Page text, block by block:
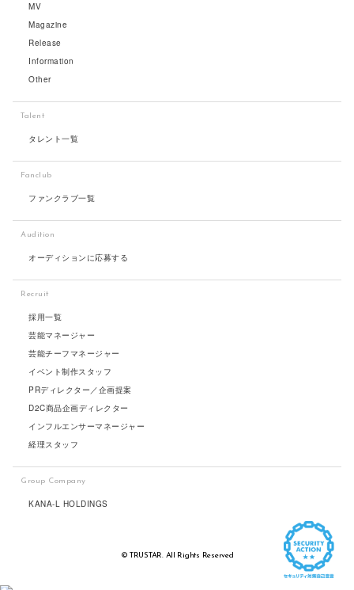
MV
Magazine
Release
Information
Other
Talent
タレント一覧
Fanclub
ファンクラブ一覧
Audition
オーディションに応募する
Recruit
採用一覧
芸能マネージャー
芸能チーフマネージャー
イベント制作スタッフ
PRディレクター／企画提案
D2C商品企画ディレクター
インフルエンサーマネージャー
経理スタッフ
Group Company
KANA-L HOLDINGS
© TRUSTAR. All Rights Reserved